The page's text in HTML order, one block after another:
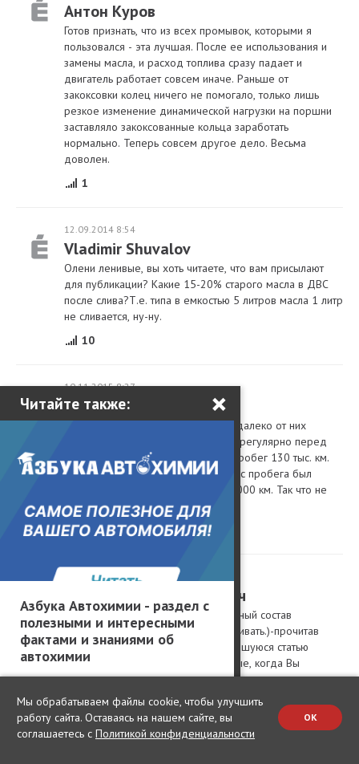
Читайте также: ×
Азбука Автохимии - раздел с
полезными и интересными
фактами и знаниями об
автохимии
Антон Куров
Готов признать, что из всех промывок, которыми я
пользовался - эта лучшая. После ее использования и
замены масла, и расход топлива сразу падает и
двигатель работает совсем иначе. Раньше от
закоксовки колец ничего не помогало, только лишь
резкое изменение динамической нагрузки на поршни
заставляло закоксованные кольца заработать
нормально. Теперь совсем другое дело. Весьма
доволен.
1
12.09.2014 8:54
Vladimir Shuvalov
Олени ленивые, вы хоть читаете, что вам присылают
для публикации? Какие 15-20% старого масла в ДВС
после слива?Т.е. типа в емкостью 5 литров масла 1 литр
не сливается, ну-ну.
10
10.11.2015 8:27
Игорь Федоров
Тот кто считает других оленями недалеко от них
ушел.Я пользуюсь этой промывкой регулярно перед
сменой масла. Результат на лицо. Пробег 130 тыс. км.
Расход масла - нулевой. А на 90 тыс пробега был
расход масла - до 600 грамм на 1000 км. Так что не
слушайте оленей.......
0
25.09.2016 14:16
Александр Вячеславович
(Каждое масло имеет свой уникальный состав
присадок, которые лучше не смешивать.)-прочитав
только это предложение, всю оставшуюся статью
можно дальше не читать. Уважаемые, когда Вы
научитесь писать нормальные, качественно
проработанные статьи??? К сведенью, моторные масла
проходят специальные тесты на совместимость
присадок и если залить, к примеру синтетику 5w-30
одного бренда а потом плеснуть 500 грамм или более
Мы обрабатываем файлы cookie, чтобы улучшить
работу сайта. Оставаясь на нашем сайте, вы
соглашаетесь с Политикой конфиденциальности
OK